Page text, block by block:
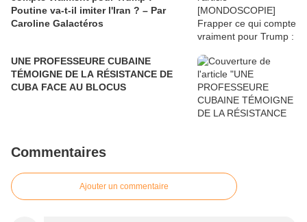
Poutine va-t-il imiter l'Iran ? – Par
Caroline Galactéros
UNE PROFESSEURE CUBAINE
TÉMOIGNE DE LA RÉSISTANCE DE
CUBA FACE AU BLOCUS
Commentaires
Ajouter un commentaire